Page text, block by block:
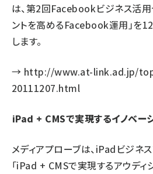
は、第2回Facebookビジネス活用
ントを高めるFacebook運用」を
します。
→ http://www.at-link.ad.jp/
20111207.html
iPad + CMSで実現するイノベー
メディアプローブは、iPadビジネ
「iPad + CMSで実現するアウディ